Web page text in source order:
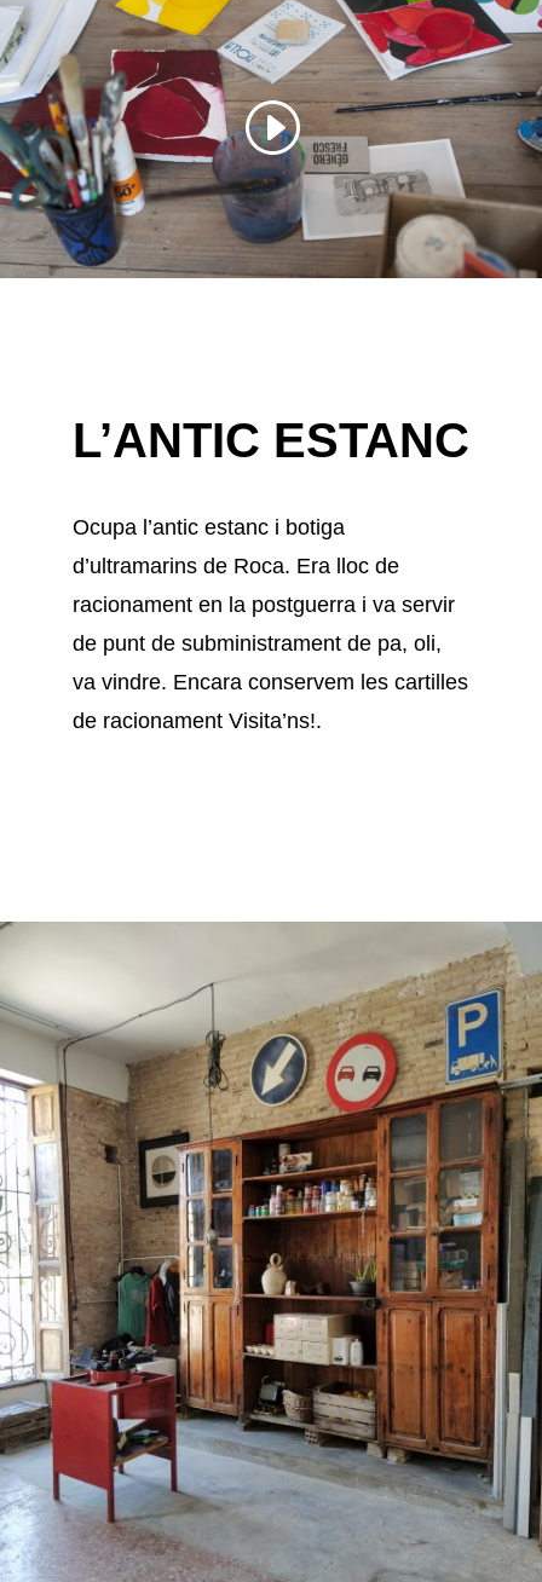
L’ANTIC ESTANC
Ocupa l’antic estanc i botiga
d’ultramarins de Roca. Era lloc de
racionament en la postguerra i va servir
de punt de subministrament de pa, oli,
va vindre. Encara conservem les cartilles
de racionament Visita’ns!.